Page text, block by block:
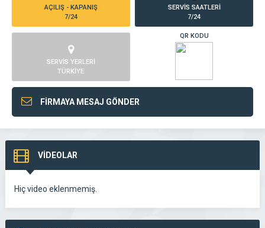
AÇILIŞ - KAPANIŞ
7/24
SERVİS SAATLERİ
7/24
SERVİS YERLERİ
TÜRKİYE
QR KODU
FİRMAYA MESAJ GÖNDER
VİDEOLAR
Hiç video eklenmemiş.